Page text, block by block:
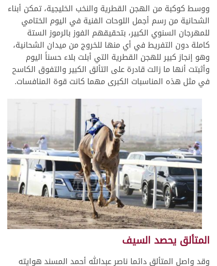
ووسط كوكبة من الهجن القطرية والنخب الخليجية، تمكن أبناء
الشحانية من رسم أجمل اللوحات الفنية في اليوم الختامي
للمهرجان السنوي الكبير، بتحقيقهم الفوز بالرموز الستة
كاملة دون التفريط في أي منها للخروج من ميدان الشحانية،
وهو إنجاز كبير للهجن القطرية التي أبلت بلاء حسناً اليوم
وأثبتت أنها ما زالت قادرة على التألق الكبير والتفوق الكاسح
في مثل هذه المناسبات الكبرى مهما كانت قوة المنافسات.
المتألق يحصد السيف
وقد واصل المتألق دائما ناصر عبدالله أحمد المسند هوايته